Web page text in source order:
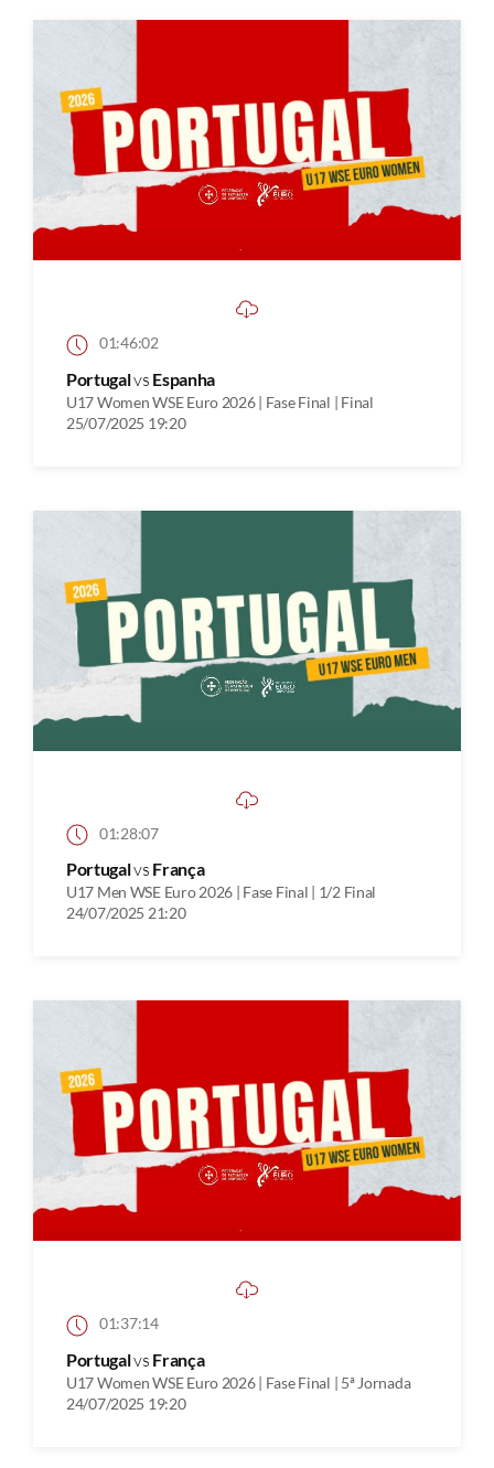
01:46:02
Portugalvs Espanha
U17 Women WSE Euro 2026 | Fase Final | Final
25/07/2025 19:20
01:28:07
Portugalvs França
U17 Men WSE Euro 2026 | Fase Final | 1/2 Final
24/07/2025 21:20
01:37:14
Portugalvs França
U17 Women WSE Euro 2026 | Fase Final | 5ª Jornada
24/07/2025 19:20